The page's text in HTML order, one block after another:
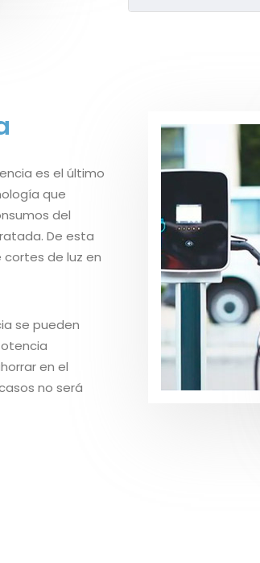
es el último
que
del
De esta
de luz en
se pueden
en el
no será